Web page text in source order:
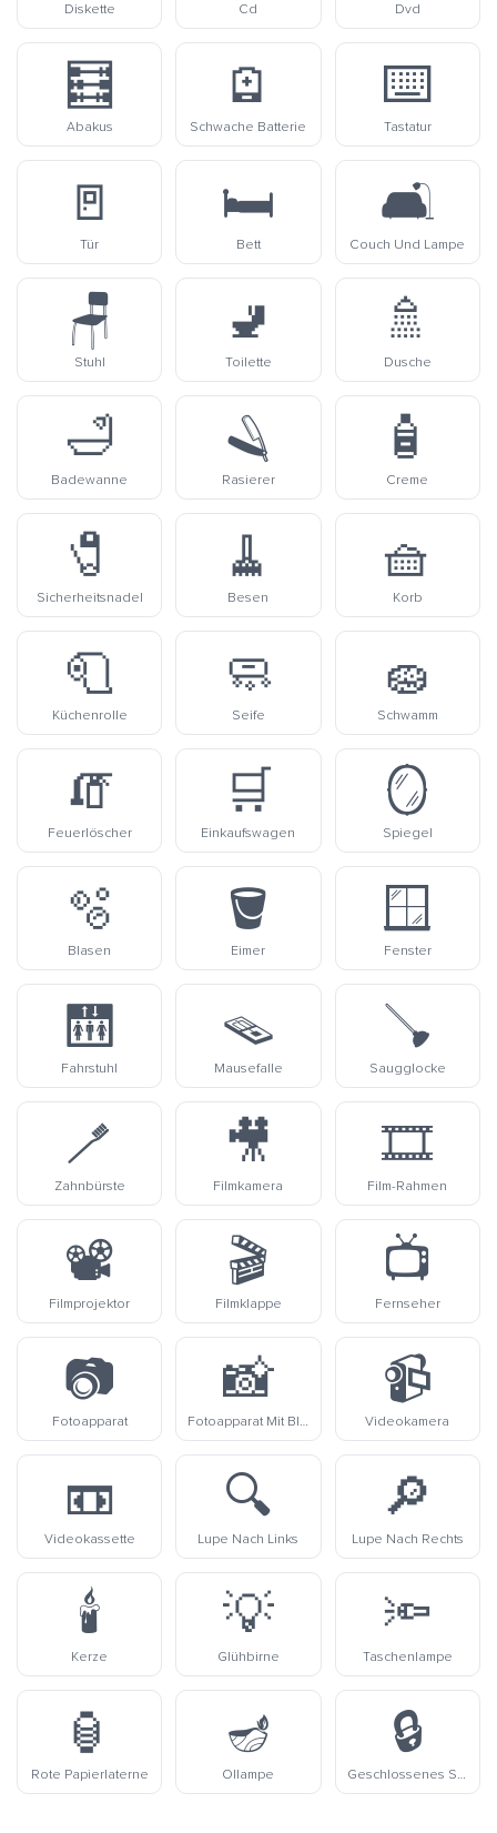
Diskette Cd Dvd
🧮
Abakus
🪫
Schwache Batterie
⌨️
Tastatur
🚪
Tür
🛏️
Bett
🛋️
Couch Und Lampe
🪑
Stuhl
🚽
Toilette
🚿
Dusche
🛁
Badewanne
🪒
Rasierer
🧴
Creme
🧷
Sicherheitsnadel
🧹
Besen
🧺
Korb
🧻
Küchenrolle
🧼
Seife
🧽
Schwamm
🧯
Feuerlöscher
🛒
Einkaufswagen
🪞
Spiegel
🫧
Blasen
🪣
Eimer
🪟
Fenster
🛗
Fahrstuhl
🪤
Mausefalle
🪠
Saugglocke
🪥
Zahnbürste
🎥
Filmkamera
🎞️
Film-Rahmen
📽️
Filmprojektor
🎬
Filmklappe
📺
Fernseher
📷
Fotoapparat
📸
Fotoapparat Mit Blitz
📹
Videokamera
📼
Videokassette
🔍
Lupe Nach Links
🔎
Lupe Nach Rechts
🕯️
Kerze
💡
Glühbirne
🔦
Taschenlampe
🏮
Rote Papierlaterne
🪔
Öllampe
🔒
Geschlossenes Schloss